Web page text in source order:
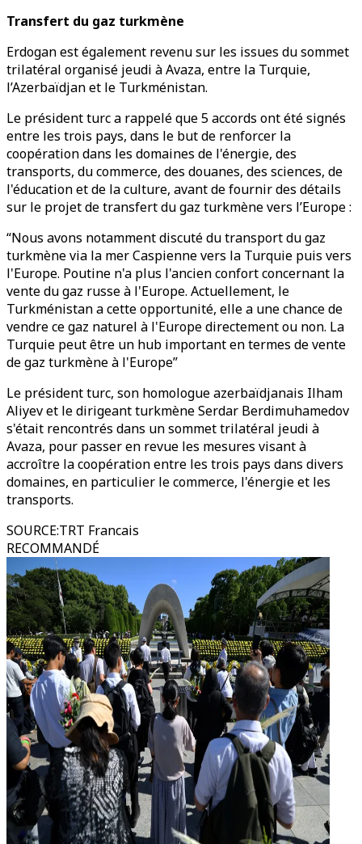
Transfert du gaz turkmène
Erdogan est également revenu sur les issues du sommet
trilatéral organisé jeudi à Avaza, entre la Turquie,
l’Azerbaïdjan et le Turkménistan.
Le président turc a rappelé que 5 accords ont été signés
entre les trois pays, dans le but de renforcer la
coopération dans les domaines de l'énergie, des
transports, du commerce, des douanes, des sciences, de
l'éducation et de la culture, avant de fournir des détails
sur le projet de transfert du gaz turkmène vers l’Europe :
“Nous avons notamment discuté du transport du gaz
turkmène via la mer Caspienne vers la Turquie puis vers
l'Europe. Poutine n'a plus l'ancien confort concernant la
vente du gaz russe à l'Europe. Actuellement, le
Turkménistan a cette opportunité, elle a une chance de
vendre ce gaz naturel à l'Europe directement ou non. La
Turquie peut être un hub important en termes de vente
de gaz turkmène à l'Europe”
Le président turc, son homologue azerbaïdjanais Ilham
Aliyev et le dirigeant turkmène Serdar Berdimuhamedov
s'était rencontrés dans un sommet trilatéral jeudi à
Avaza, pour passer en revue les mesures visant à
accroître la coopération entre les trois pays dans divers
domaines, en particulier le commerce, l'énergie et les
transports.
SOURCE:TRT Francais
RECOMMANDÉ